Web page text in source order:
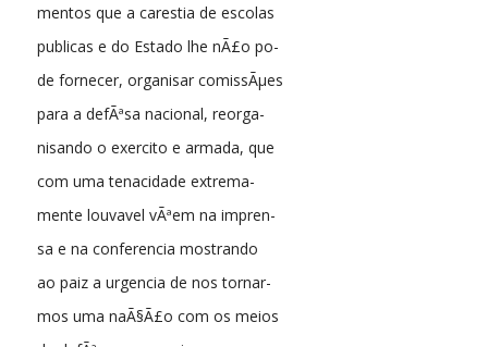
mentos que a carestia de escolas
publicas e do Estado lhe nÃ£o po-
de fornecer, organisar comissÃµes
para a defÃªsa nacional, reorga-
nisando o exercito e armada, que
com uma tenacidade extrema-
mente louvavel vÃªem na impren-
sa e na conferencia mostrando
ao paiz a urgencia de nos tornar-
mos uma naÃ§Ã£o com os meios